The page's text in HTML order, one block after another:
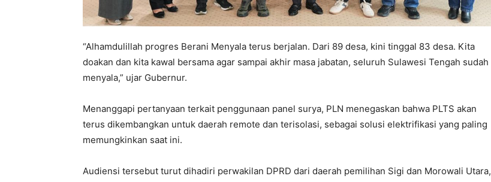
“Alhamdulillah progres Berani Menyala terus berjalan. Dari 89 desa, kini tinggal 83 desa. Kita
doakan dan kita kawal bersama agar sampai akhir masa jabatan, seluruh Sulawesi Tengah sudah
menyala,” ujar Gubernur.
Menanggapi pertanyaan terkait penggunaan panel surya, PLN menegaskan bahwa PLTS akan
terus dikembangkan untuk daerah remote dan terisolasi, sebagai solusi elektrifikasi yang paling
memungkinkan saat ini.
Audiensi tersebut turut dihadiri perwakilan DPRD dari daerah pemilihan Sigi dan Morowali Utara,